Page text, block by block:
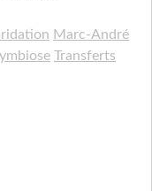
Marc-André
Transferts